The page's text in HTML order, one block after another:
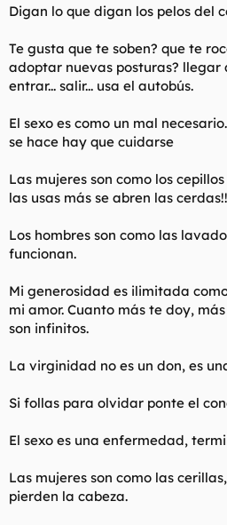
Digan lo que digan los pelos del
Te gusta que te soben? que te
adoptar nuevas posturas? llegar
entrar... salir... usa el autobús.
El sexo es como un mal
se hace hay que cuidarse
Las mujeres son como los
las usas más se abren las cerdas!!
Los hombres son como las
funcionan.
Mi generosidad es ilimitada
mi amor. Cuanto más te doy,
son infinitos.
La virginidad no es un don, es
Si follas para olvidar ponte el
El sexo es una enfermedad,
Las mujeres son como las
pierden la cabeza.